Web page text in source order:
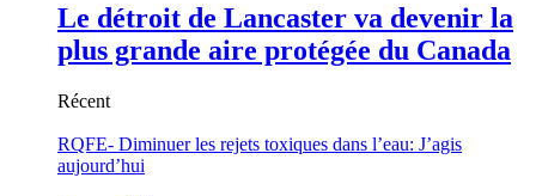
Le détroit de Lancaster va devenir la
plus grande aire protégée du Canada
Récent
RQFE- Diminuer les rejets toxiques dans l’eau: J’agis
aujourd’hui